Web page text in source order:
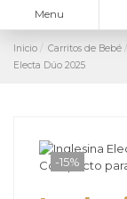
Menu
Inicio Carritos de Bebé
Electa Dúo 2025
-15%